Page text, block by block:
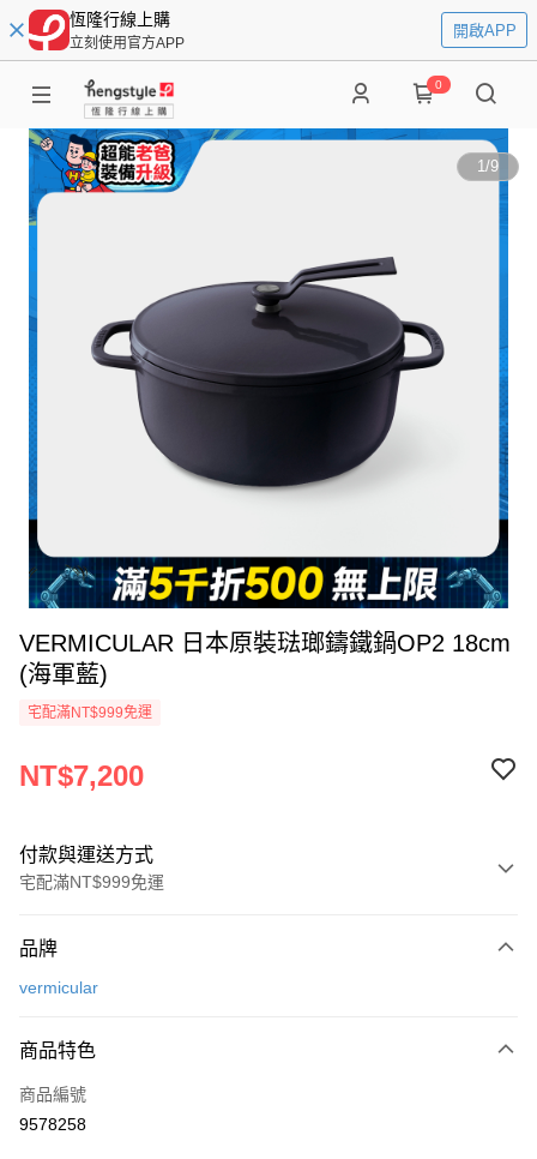
恆隆行線上購
立刻使用官方APP
開啟APP
0
1/9
VERMICULAR 日本原裝琺瑯鑄鐵鍋OP2 18cm
(海軍藍)
宅配滿NT$999免運
NT$7,200
付款與運送方式
宅配滿NT$999免運
信用卡一次付款
3 期 0 利率 每期
合作金庫商業銀行
上海商業儲蓄銀行
合作金庫商業銀行
即享券
品牌
vermicular
商品特色
商品編號
9578258